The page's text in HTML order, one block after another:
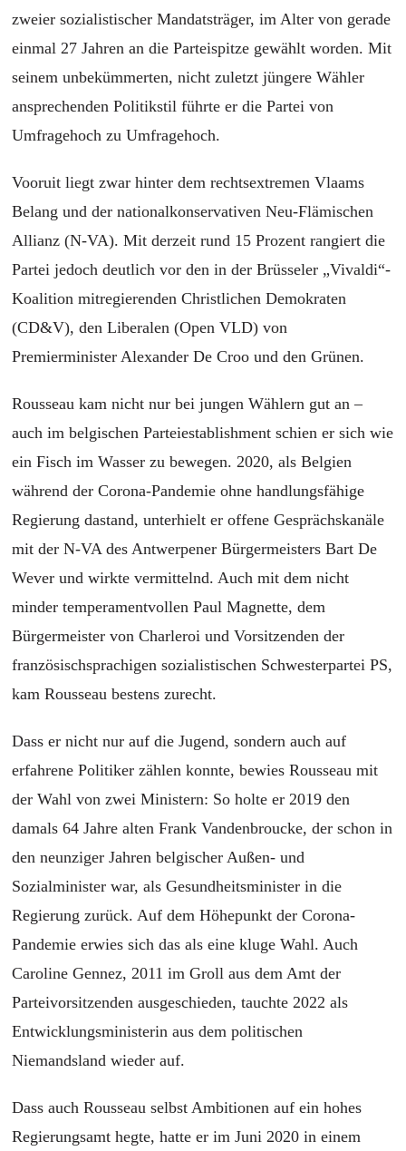
zweier sozialistischer Mandatsträger, im Alter von gerade
einmal 27 Jahren an die Parteispitze gewählt worden. Mit
seinem unbekümmerten, nicht zuletzt jüngere Wähler
ansprechenden Politikstil führte er die Partei von
Umfragehoch zu Umfragehoch.
Vooruit liegt zwar hinter dem rechtsextremen Vlaams
Belang und der nationalkonservativen Neu-Flämischen
Allianz (N-VA). Mit derzeit rund 15 Prozent rangiert die
Partei jedoch deutlich vor den in der Brüsseler „Vivaldi“-
Koalition mitregierenden Christlichen Demokraten
(CD&V), den Liberalen (Open VLD) von
Premierminister Alexander De Croo und den Grünen.
Rousseau kam nicht nur bei jungen Wählern gut an –
auch im belgischen Parteiestablishment schien er sich wie
ein Fisch im Wasser zu bewegen. 2020, als Belgien
während der Corona-Pandemie ohne handlungsfähige
Regierung dastand, unterhielt er offene Gesprächskanäle
mit der N-VA des Antwerpener Bürgermeisters Bart De
Wever und wirkte vermittelnd. Auch mit dem nicht
minder temperamentvollen Paul Magnette, dem
Bürgermeister von Charleroi und Vorsitzenden der
französischsprachigen sozialistischen Schwesterpartei PS,
kam Rousseau bestens zurecht.
Dass er nicht nur auf die Jugend, sondern auch auf
erfahrene Politiker zählen konnte, bewies Rousseau mit
der Wahl von zwei Ministern: So holte er 2019 den
damals 64 Jahre alten Frank Vandenbroucke, der schon in
den neunziger Jahren belgischer Außen- und
Sozialminister war, als Gesundheitsminister in die
Regierung zurück. Auf dem Höhepunkt der Corona-
Pandemie erwies sich das als eine kluge Wahl. Auch
Caroline Gennez, 2011 im Groll aus dem Amt der
Parteivorsitzenden ausgeschieden, tauchte 2022 als
Entwicklungsministerin aus dem politischen
Niemandsland wieder auf.
Dass auch Rousseau selbst Ambitionen auf ein hohes
Regierungsamt hegte, hatte er im Juni 2020 in einem